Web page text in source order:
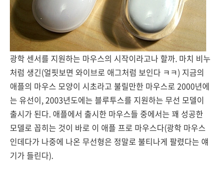
광학 센서를 지원하는 마우스의 시작이라고나 할까. 마치 비누
처럼 생긴(얼핏보면 와이브로 애그처럼 보인다 ㅋㅋ) 지금의
애플의 마우스 모양이 시초라고 불릴만한 마우스로 2000년에
는 유선이, 2003년도에는 블루투스를 지원하는 무선 모델이
출시가 된다. 애플에서 출시한 마우스들 중에서는 꽤 성공한
모델로 꼽히는 것이 바로 이 애플 프로 마우스다(광학 마우스
인데다가 나중에 나온 무선형은 정말로 불티나게 팔렸다는 얘
기가 들린다).